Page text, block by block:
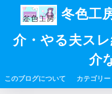
冬色工
介・やる夫ス
介
このブログについて カテゴリー